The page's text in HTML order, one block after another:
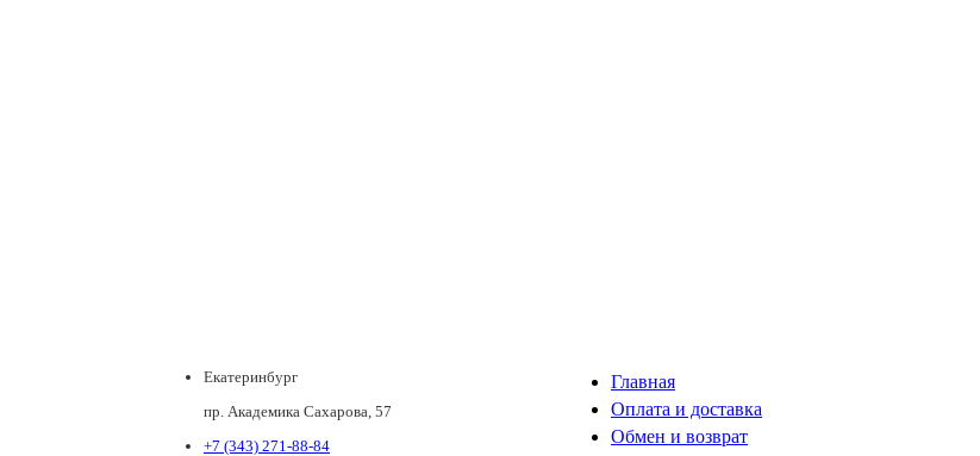
Екатеринбург
пр. Академика Сахарова, 57
+7 (343) 271-88-84
Главная
Оплата и доставка
Обмен и возврат